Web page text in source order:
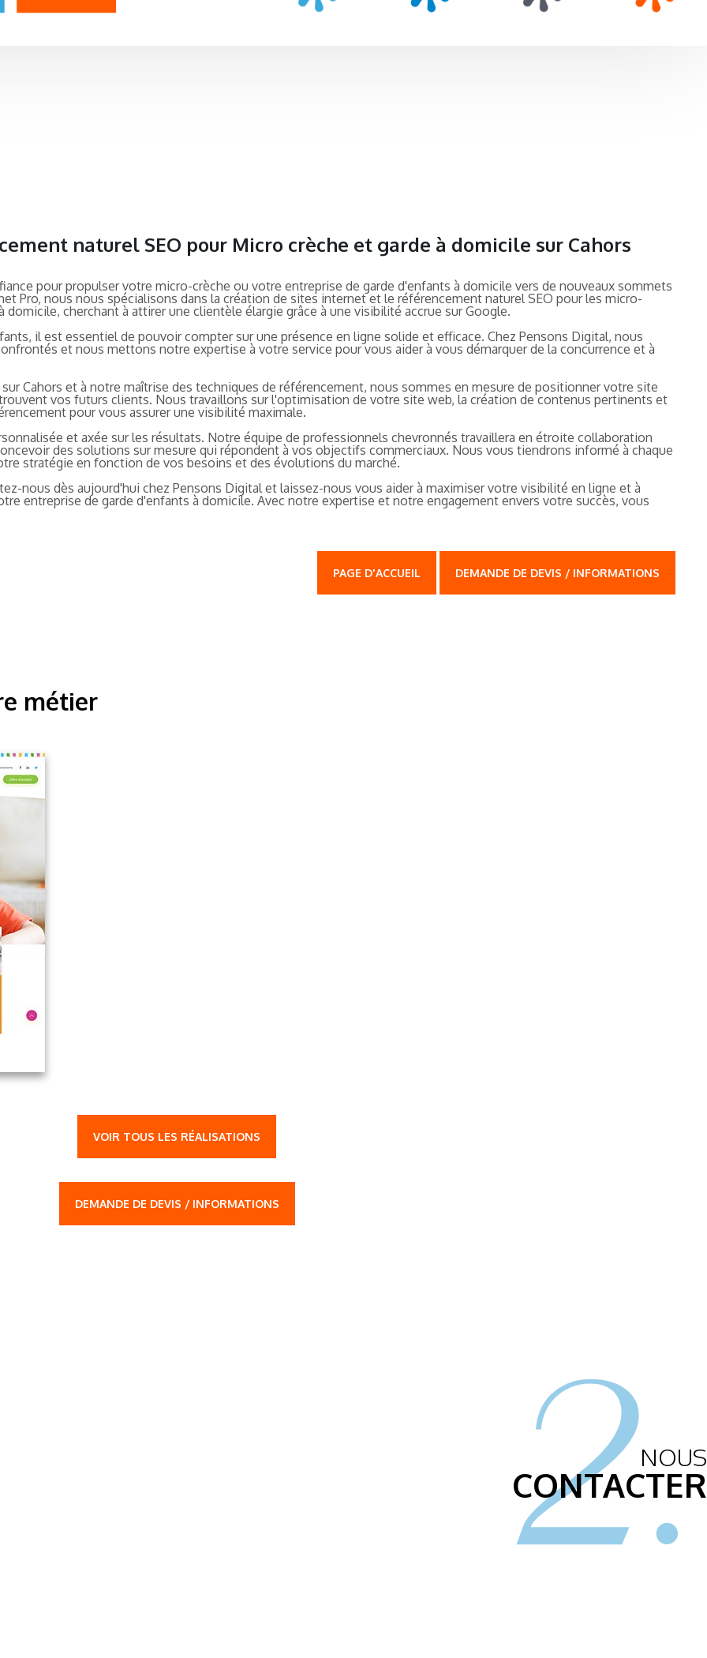
naturel SEO pour Micro crèche et garde à domicile sur Cahors
pour propulser votre micro-crèche ou votre entreprise de garde d'enfants à domicile vers de nouveaux sommets
Pro, nous nous spécialisons dans la création de sites internet et le référencement naturel SEO pour les micro-
cherchant à attirer une clientèle élargie grâce à une visibilité accrue sur Google.
il est essentiel de pouvoir compter sur une présence en ligne solide et efficace. Chez Pensons Digital, nous
et nous mettons notre expertise à votre service pour vous aider à vous démarquer de la concurrence et à
Cahors et à notre maîtrise des techniques de référencement, nous sommes en mesure de positionner votre site
vos futurs clients. Nous travaillons sur l'optimisation de votre site web, la création de contenus pertinents et
pour vous assurer une visibilité maximale.
et axée sur les résultats. Notre équipe de professionnels chevronnés travaillera en étroite collaboration
des solutions sur mesure qui répondent à vos objectifs commerciaux. Nous vous tiendrons informé à chaque
stratégie en fonction de vos besoins et des évolutions du marché.
nous dès aujourd'hui chez Pensons Digital et laissez-nous vous aider à maximiser votre visibilité en ligne et à
entreprise de garde d'enfants à domicile. Avec notre expertise et notre engagement envers votre succès, vous
PAGE D'ACCUEIL DEMANDE DE DEVIS / INFORMATIONS
métier
VOIR TOUS LES RÉALISATIONS
DEMANDE DE DEVIS / INFORMATIONS
2.
NOUS
CONTACTER